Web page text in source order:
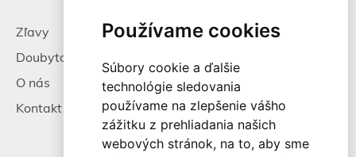
Používame cookies
Súbory cookie a ďalšie
technológie sledovania
používame na zlepšenie vášho
zážitku z prehliadania našich
webových stránok, na to, aby sme
Zľavy
Doubytovanie
O nás
Kontakt
Pracovné príležitosti
Všeobecné zmluvné
podmienky
Alternatívne riešenie
sporov